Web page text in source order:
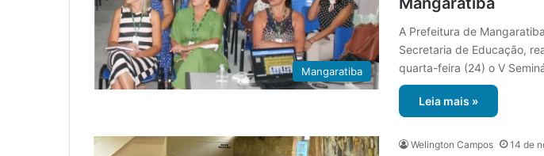
Mangaratiba
A Prefeitura de
Secretaria de Educação,
quarta-feira (24) o V
Leia mais »
Welington Campos 14 de